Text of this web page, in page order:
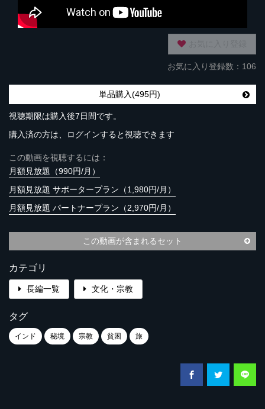
お気に入り登録数：106
単品購入(495円)
視聴期限は購入後7日間です。
購入済の方は、ログインすると視聴できます
この動画を視聴するには：
月額見放題（990円/月）
月額見放題 サポータープラン（1,980円/月）
月額見放題 パートナープラン（2,970円/月）
この動画が含まれるセット
カテゴリ
長編一覧 文化・宗教
タグ
インド 秘境 宗教 貧困 旅